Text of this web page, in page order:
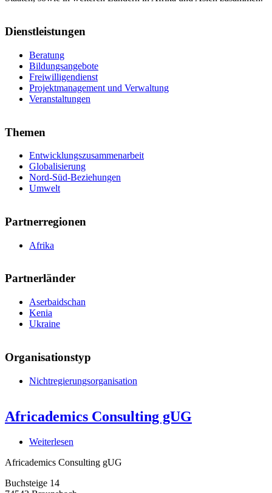
Dienstleistungen
Beratung
Bildungsangebote
Freiwilligendienst
Projektmanagement und Verwaltung
Veranstaltungen
Themen
Entwicklungszusammenarbeit
Globalisierung
Nord-Süd-Beziehungen
Umwelt
Partnerregionen
Afrika
Partnerländer
Aserbaidschan
Kenia
Ukraine
Organisationstyp
Nichtregierungsorganisation
Africademics Consulting gUG
Weiterlesen
Consulting
Africademics Consulting gUG
Buchsteige 14